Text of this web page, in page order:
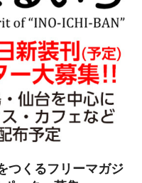
つくるフリーマガジ